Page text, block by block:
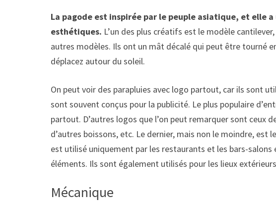
La pagode est inspirée par le peuple asiatique, et elle
esthétiques. L’un des plus créatifs est le modèle
autres modèles. Ils ont un mât décalé qui peut être tourné
déplacez autour du soleil.
On peut voir des parapluies avec logo partout, car ils sont
sont souvent conçus pour la publicité. Le plus populaire
partout. D’autres logos que l’on peut remarquer sont ceux
d’autres boissons, etc. Le dernier, mais non le moindre, est
est utilisé uniquement par les restaurants et les bars-
éléments. Ils sont également utilisés pour les lieux
Mécanique